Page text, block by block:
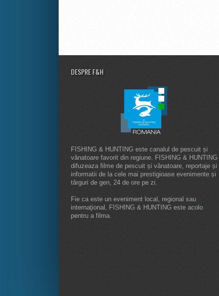
DESPRE F&H
FISHING & HUNTING este canalul de pescuit și
vânatoare favorit din regiune. FISHING & HUNTING
difuzeaza filme de pescuit și vânatoare, reportaje și
informatii de la cele mai prestigioase evenimente și
târguri de gen, 24 de ore pe zi.
Fie ca este un eveniment local, regional sau
internaţional, FISHING & HUNTING este acolo
pentru a filma.